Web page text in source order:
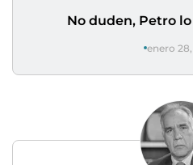
No duden, Petro
enero